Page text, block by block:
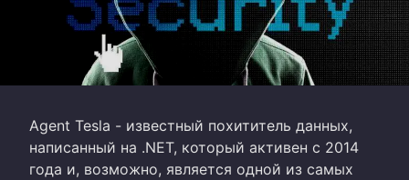
Agent Tesla - известный похититель данных,
написанный на .NET, который активен с 2014
года и, возможно, является одной из самых